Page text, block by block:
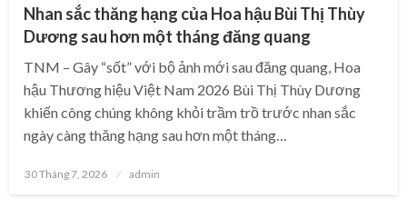
Nhan sắc thăng hạng của Hoa hậu Bùi Thị Thùy
Dương sau hơn một tháng đăng quang
TNM – Gây “sốt” với bộ ảnh mới sau đăng quang, Hoa
hậu Thương hiệu Việt Nam 2026 Bùi Thị Thùy Dương
khiến công chúng không khỏi trầm trồ trước nhan sắc
ngày càng thăng hạng sau hơn một tháng…
Posted
30 Tháng 7, 2026 admin